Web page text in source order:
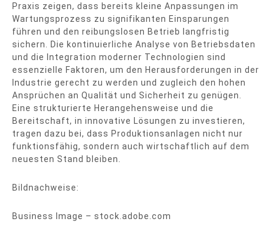
Praxis zeigen, dass bereits kleine Anpassungen im
Wartungsprozess zu signifikanten Einsparungen
führen und den reibungslosen Betrieb langfristig
sichern. Die kontinuierliche Analyse von Betriebsdaten
und die Integration moderner Technologien sind
essenzielle Faktoren, um den Herausforderungen in der
Industrie gerecht zu werden und zugleich den hohen
Ansprüchen an Qualität und Sicherheit zu genügen.
Eine strukturierte Herangehensweise und die
Bereitschaft, in innovative Lösungen zu investieren,
tragen dazu bei, dass Produktionsanlagen nicht nur
funktionsfähig, sondern auch wirtschaftlich auf dem
neuesten Stand bleiben.
Bildnachweise:
Business Image – stock.adobe.com